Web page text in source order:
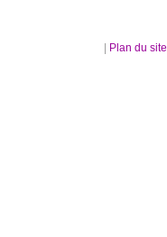
Plan du site